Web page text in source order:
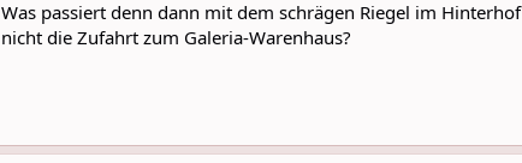
i
o
Was passiert denn dann mit dem schrägen Riegel im
nicht die Zufahrt zum Galeria-Warenhaus?